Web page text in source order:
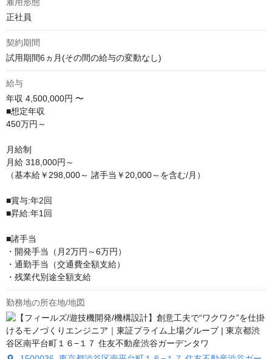
正社員
契約期間
試用期間6ヵ月(その間の給与の変動なし)
給与
年収 4,500,000円 〜
■想定年収
450万円～
月給制
月給 318,000円～
（基本給￥298,000～ 諸手当￥20,000～を含む/月）
■賞与:年2回
■昇給:年1回
■諸手当
・開発手当（月2万円～6万円）
・通勤手当（交通費全額支給）
・残業代別途全額支給
勤務地の所在地/地図